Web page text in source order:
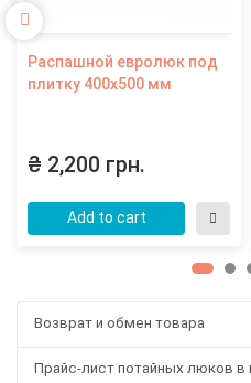
Распашной евролюк под
плитку 400х500 мм
₴ 2,200 грн.
Add to cart
Возврат и обмен товара
Прайс-лист потайных люков в